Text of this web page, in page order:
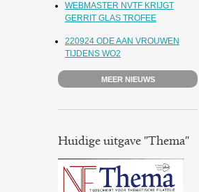
WEBMASTER NVTF KRIJGT
GERRIT GLAS TROFEE
220924 ODE AAN VROUWEN
TIJDENS WO2
MEER NIEUWS
Huidige uitgave "Thema"